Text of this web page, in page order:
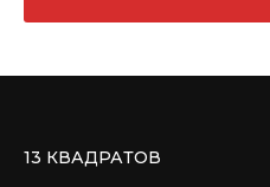
13 КВАДРАТОВ